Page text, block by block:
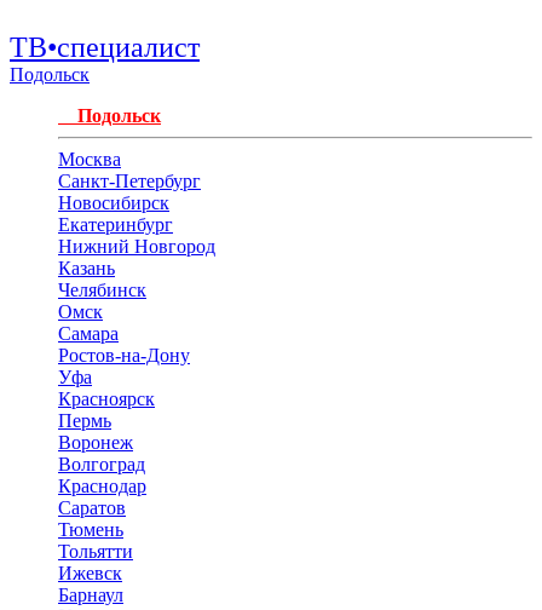
ТВ•специалист
Подольск
Подольск
Москва
Санкт-Петербург
Новосибирск
Екатеринбург
Нижний Новгород
Казань
Челябинск
Омск
Самара
Ростов-на-Дону
Уфа
Красноярск
Пермь
Воронеж
Волгоград
Краснодар
Саратов
Тюмень
Тольятти
Ижевск
Барнаул